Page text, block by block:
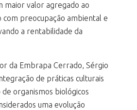
maior valor agregado ao
com preocupação ambiental e
a rentabilidade da
da Embrapa Cerrado, Sérgio
de práticas culturais
de organismos biológicos
uma evolução